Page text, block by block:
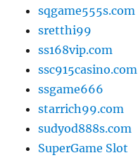
sqgame555s.com
sretthi99
ss168vip.com
ssc915casino.com
ssgame666
starrich99.com
sudyod888s.com
SuperGame Slot